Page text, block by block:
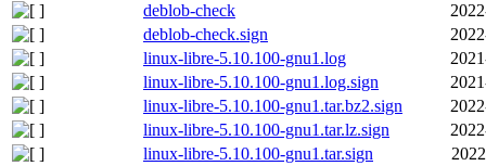
deblob-check
deblob-check.sign
linux-libre-5.10.100-gnu1.log
linux-libre-5.10.100-gnu1.log.sign
linux-libre-5.10.100-gnu1.tar.bz2.sign
linux-libre-5.10.100-gnu1.tar.lz.sign
linux-libre-5.10.100-gnu1.tar.sign